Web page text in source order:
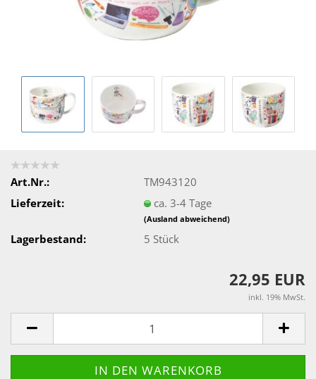
Art.Nr.:
TM943120
Lieferzeit:
ca. 3-4 Tage
(Ausland abweichend)
Lagerbestand: 5 Stück
22,95 EUR
inkl. 19% MwSt.